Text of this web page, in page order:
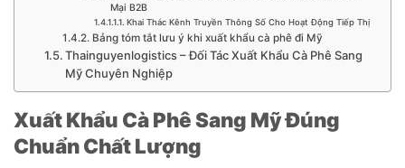
Mại B2B
Khai Thác Kênh Truyền Thông Số Cho Hoạt Động Tiếp Thị
Bảng tóm tắt lưu ý khi xuất khẩu cà phê đi Mỹ
Thainguyenlogistics – Đối Tác Xuất Khẩu Cà Phê Sang
Mỹ Chuyên Nghiệp
Xuất Khẩu Cà Phê Sang Mỹ Đúng
Chuẩn Chất Lượng